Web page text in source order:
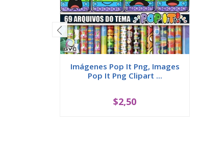
Imágenes Pop It Png, Images
Pop It Png Clipart ...
$2,50